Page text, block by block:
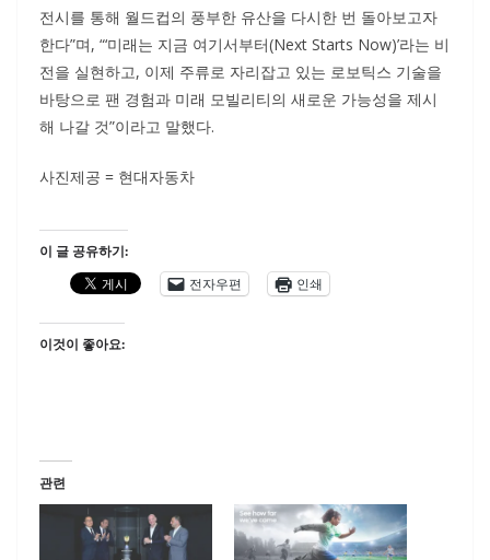
전시를 통해 월드컵의 풍부한 유산을 다시한 번 돌아보고자
한다”며, “‘미래는 지금 여기서부터(Next Starts Now)’라는 비
전을 실현하고, 이제 주류로 자리잡고 있는 로보틱스 기술을
바탕으로 팬 경험과 미래 모빌리티의 새로운 가능성을 제시
해 나갈 것”이라고 말했다.
사진제공 = 현대자동차
이 글 공유하기:
전자우편
인쇄
이것이 좋아요:
관련